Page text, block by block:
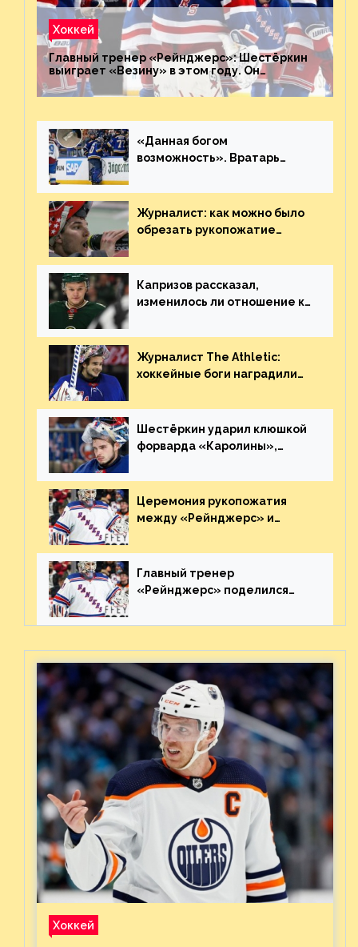
Хоккей
Главный тренер «Рейнджерс»: Шестёркин
выиграет «Везину» в этом году. Он
невероятен
«Данная богом
возможность». Вратарь
броске бутылкой в Кадри
Журналист: как можно было
обрезать рукопожатие
Плохая работа, ESPN
Капризов рассказал,
изменилось ли отношение к
Украине
Журналист The Athletic:
хоккейные боги наградили
великолепную игру
Шестёркин ударил клюшкой
форварда «Каролины»,
пятаке. Видео
Церемония рукопожатия
между «Рейнджерс» и
матча плей-офф. Видео
Главный тренер
«Рейнджерс» поделился
предстоящего финала
Хоккей